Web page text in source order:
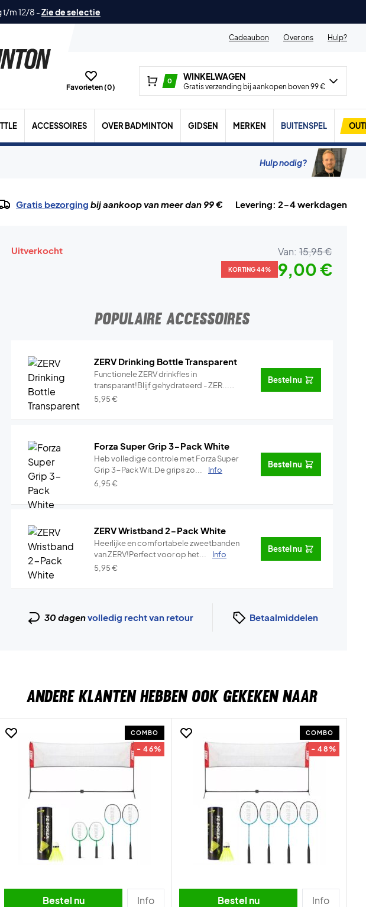
t/m 12/8 -Zie de selectie
Cadeaubon
Over ons Hulp?
Favorieten (0)
0 WINKELWAGEN
Gratis verzending bij aankopen boven 99 €
ACCESSOIRES OVER BADMINTON GIDSEN MERKEN BUITENSPEL
Hulp nodig?
Gratis bezorging bij aankoop van meer dan 99 € Levering: 2-4 werkdagen
Uitverkocht Van: 15,95 €
KORTING 44% 9,00 €
POPULAIRE ACCESSOIRES
ZERV Drinking Bottle Transparent
Functionele ZERV drinkfles in
transparant!Blijf gehydrateerd - ZER...
Info
5,95€
Bestel nu
Forza Super Grip 3-Pack White
Heb volledige controle met Forza Super
Grip 3-Pack Wit.De grips zo...
Info
6,95€
Bestel nu
ZERV Wristband 2-Pack White
Heerlijke en comfortabele zweetbanden
van ZERV!Perfect voor op het...
Info
5,95€
Bestel nu
30 dagenvolledig recht van retour Betaalmiddelen
ANDERE KLANTEN HEBBEN OOK GEKEKEN NAAR
COMBO
- 46%
Bestel nu Info
COMBO
- 48%
Bestel nu Info